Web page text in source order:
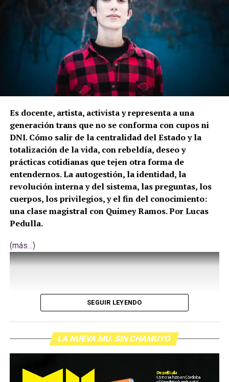
Es docente, artista, activista y representa a una
generación trans que no se conforma con cupos ni
DNI. Cómo salir de la centralidad del Estado y la
totalización de la vida, con rebeldía, deseo y
prácticas cotidianas que tejen otra forma de
entendernos. La autogestión, la identidad, la
revolución interna y del sistema, las preguntas, los
cuerpos, los privilegios, y el fin del conocimiento:
una clase magistral con Quimey Ramos. Por Lucas
Pedulla.
(más…)
SEGUIR LEYENDO
LA NUEVA MU. SIN CHAMUYO